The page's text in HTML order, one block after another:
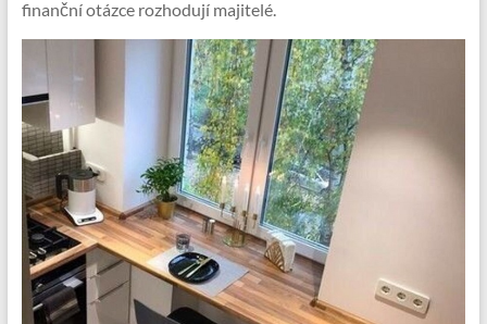
finanční otázce rozhodují majitelé.